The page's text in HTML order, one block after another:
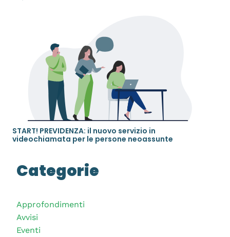
START! PREVIDENZA: il nuovo servizio in
videochiamata per le persone neoassunte
Categorie
Approfondimenti
Avvisi
Eventi